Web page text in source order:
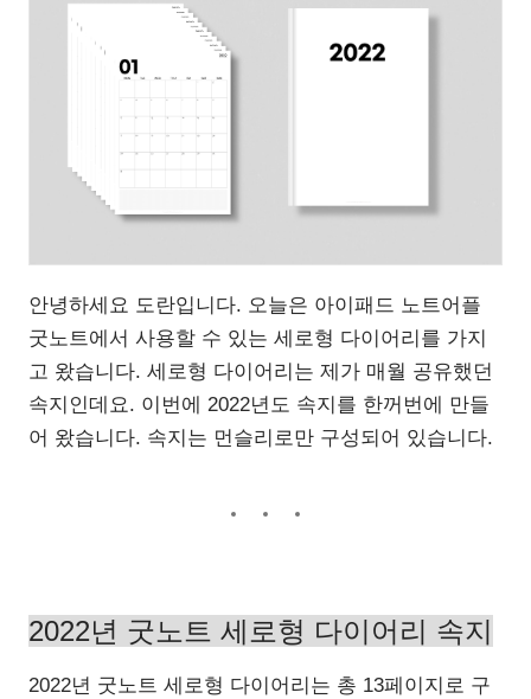
안녕하세요 도란입니다. 오늘은 아이패드 노트어플
굿노트에서 사용할 수 있는 세로형 다이어리를 가지
고 왔습니다. 세로형 다이어리는 제가 매월 공유했던
속지인데요. 이번에 2022년도 속지를 한꺼번에 만들
어 왔습니다. 속지는 먼슬리로만 구성되어 있습니다.
2022년 굿노트 세로형 다이어리 속지
2022년 굿노트 세로형 다이어리는 총 13페이지로 구